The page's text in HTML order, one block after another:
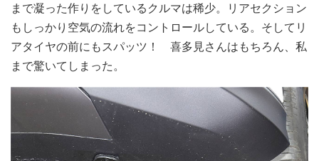
まで凝った作りをしているクルマは稀少。リアセクション
もしっかり空気の流れをコントロールしている。そしてリ
アタイヤの前にもスパッツ！ 喜多見さんはもちろん、私
まで驚いてしまった。